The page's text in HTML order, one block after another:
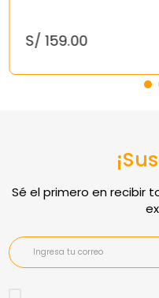
S/ 159.00